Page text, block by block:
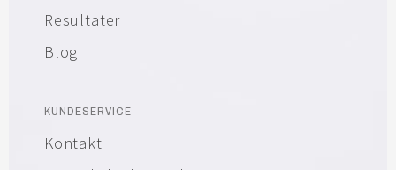
Resultater
Blog
KUNDESERVICE
Kontakt